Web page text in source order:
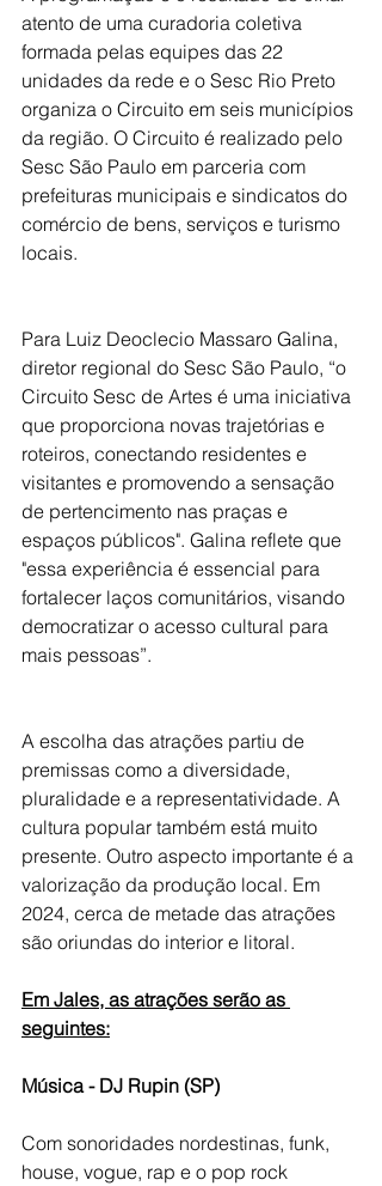
atento de uma curadoria coletiva
formada pelas equipes das 22
unidades da rede e o Sesc Rio Preto
organiza o Circuito em seis municípios
da região. O Circuito é realizado pelo
Sesc São Paulo em parceria com
prefeituras municipais e sindicatos do
comércio de bens, serviços e turismo
locais.
Para Luiz Deoclecio Massaro Galina,
diretor regional do Sesc São Paulo, “o
Circuito Sesc de Artes é uma iniciativa
que proporciona novas trajetórias e
roteiros, conectando residentes e
visitantes e promovendo a sensação
de pertencimento nas praças e
espaços públicos". Galina reflete que
"essa experiência é essencial para
fortalecer laços comunitários, visando
democratizar o acesso cultural para
mais pessoas”.
A escolha das atrações partiu de
premissas como a diversidade,
pluralidade e a representatividade. A
cultura popular também está muito
presente. Outro aspecto importante é a
valorização da produção local. Em
2024, cerca de metade das atrações
são oriundas do interior e litoral.
Em Jales, as atrações serão as
seguintes:
Música - DJ Rupin (SP)
Com sonoridades nordestinas, funk,
house, vogue, rap e o pop rock